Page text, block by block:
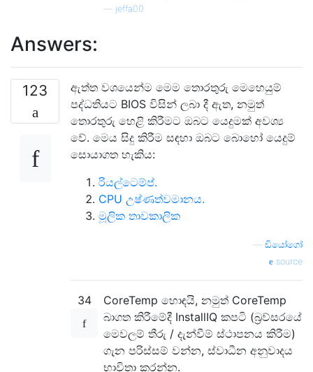
jeffa00
Answers:
123
ඇත්ත වශයෙන්ම මෙම තොරතුරු මෙහෙයුම්
පද්ධතියට BIOS විසින් ලබා දී ඇත, නමුත්
තොරතුරු හෙළි කිරීමට ඔබට යෙදුමක් අවශ්‍ය
වේ. මෙය සිදු කිරීම සඳහා ඔබට බොහෝ යෙදුම්
සොයාගත හැකිය:
රියල්ටෙම්ප්.
CPU උෂ්ණත්වමානය.
මූලික තාවකාලික
ඩියෝගෝ
source
34
CoreTemp හොඳයි, නමුත් CoreTemp
බාගත කිරීමේදී InstallIQ කපටි (බ්‍රව්සරයේ
මෙවලම් තීරු / දැන්වීම් ස්ථාපනය කිරීම)
ගැන පරිස්සම් වන්න, ස්වාධීන අනුවාදය
භාවිතා කරන්න.